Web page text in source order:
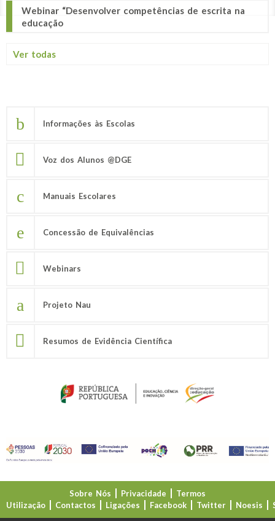
Webinar “Desenvolver competências de escrita na
educação
Ver todas
Informações às Escolas
Voz dos Alunos @DGE
Manuais Escolares
Concessão de Equivalências
Webinars
Projeto Nau
Resumos de Evidência Científica
Sobre Nós Privacidade
Termos
Utilização
Contactos Ligações Facebook Twitter Noesis